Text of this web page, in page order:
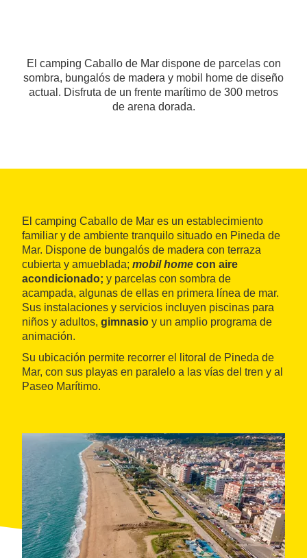
El camping Caballo de Mar dispone de parcelas con
sombra, bungalós de madera y mobil home de diseño
actual. Disfruta de un frente marítimo de 300 metros
de arena dorada.
El camping Caballo de Mar es un establecimiento
familiar y de ambiente tranquilo situado en Pineda de
Mar. Dispone de bungalós de madera con terraza
cubierta y amueblada; mobil home con aire
acondicionado; y parcelas con sombra de
acampada, algunas de ellas en primera línea de mar.
Sus instalaciones y servicios incluyen piscinas para
niños y adultos, gimnasio y un amplio programa de
animación.
Su ubicación permite recorrer el litoral de Pineda de
Mar, con sus playas en paralelo a las vías del tren y al
Paseo Marítimo.